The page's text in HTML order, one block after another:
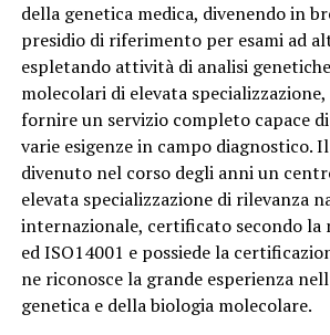
della genetica medica, divenendo in
presidio di riferimento per esami ad
espletando attività di analisi
molecolari di elevata
fornire un servizio completo capace
varie esigenze in campo diagnostico.Il
divenuto nel corso degli anni un
elevata specializzazione di rilevanza
internazionale, certificato secondo la
ed ISO14001 e possiede la
ne riconosce la grande esperienza
genetica e della biologia molecolare.